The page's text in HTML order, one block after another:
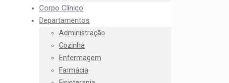
Corpo Clínico
Departamentos
Administração
Cozinha
Enfermagem
Farmácia